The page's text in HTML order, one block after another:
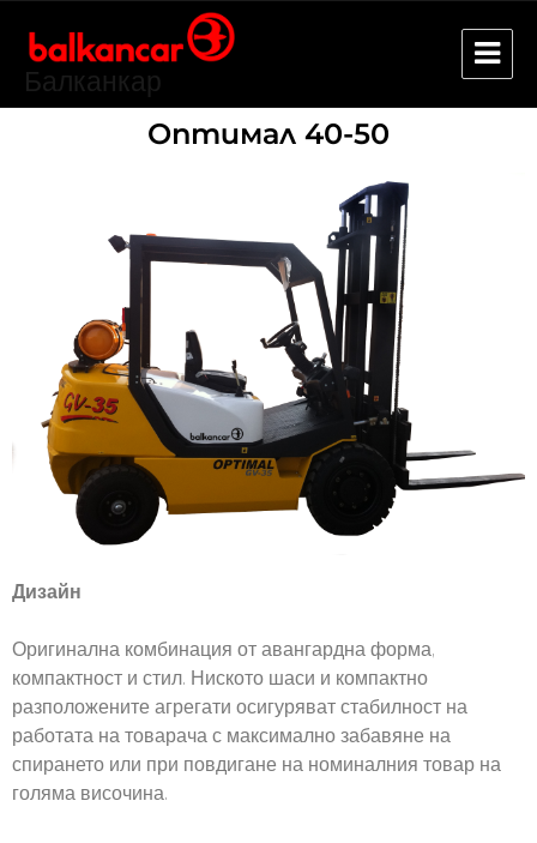
Балканкар
Оптимал 40-50
Дизайн
Оригинална комбинация от авангардна форма,
компактност и стил. Ниското шаси и компактно
разположените агрегати осигуряват стабилност на
работата на товарача с максимално забавяне на
спирането или при повдигане на номиналния товар на
голяма височина.